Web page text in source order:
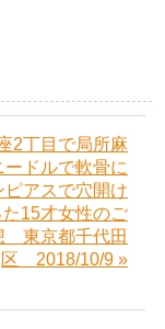
2丁目で局所麻
ードルで軟骨に
ピアスで穴開け
た15才女性のご
東京都千代田
区 2018/10/9 »